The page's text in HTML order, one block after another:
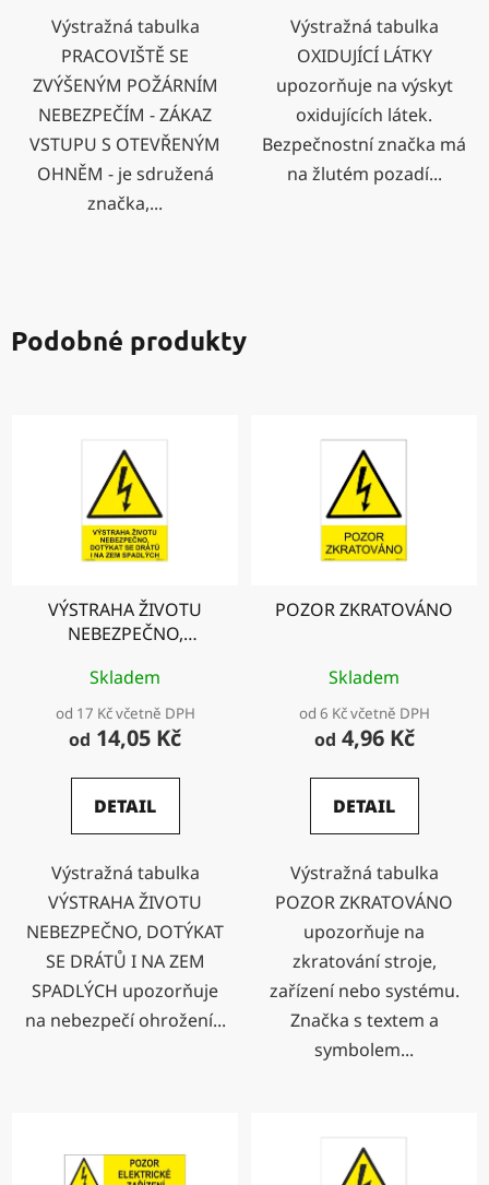
Výstražná tabulka
PRACOVIŠTĚ SE
ZVÝŠENÝM POŽÁRNÍM
NEBEZPEČÍM - ZÁKAZ
VSTUPU S OTEVŘENÝM
OHNĚM - je sdružená
značka,...
Výstražná tabulka
OXIDUJÍCÍ LÁTKY
upozorňuje na výskyt
oxidujících látek.
Bezpečnostní značka má
na žlutém pozadí...
Podobné produkty
VÝSTRAHA ŽIVOTU
NEBEZPEČNO,
NA ZEM SPADLÝCH
Skladem
od 17 Kč včetně DPH
od 14,05 Kč
DETAIL
Výstražná tabulka
VÝSTRAHA ŽIVOTU
NEBEZPEČNO, DOTÝKAT
SE DRÁTŮ I NA ZEM
SPADLÝCH upozorňuje
na nebezpečí ohrožení...
POZOR ZKRATOVÁNO
Skladem
od 6 Kč včetně DPH
od 4,96 Kč
DETAIL
Výstražná tabulka
POZOR ZKRATOVÁNO
upozorňuje na
zkratování stroje,
zařízení nebo systému.
Značka s textem a
symbolem...